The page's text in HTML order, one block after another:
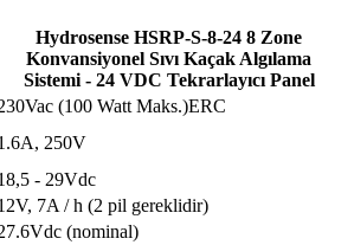
Hydrosense HSRP-S-8-24 8 Zone
Konvansiyonel Sıvı Kaçak Algılama
Sistemi - 24 VDC Tekrarlayıcı Panel
(100 Watt Maks.)ERC
250V
- 29Vdc
7A / h (2 pil gereklidir)
(nominal)